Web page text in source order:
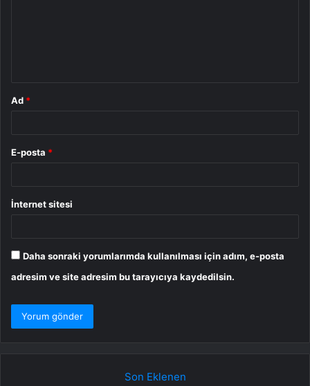
Ad *
E-posta *
İnternet sitesi
Daha sonraki yorumlarımda kullanılması için adım, e-posta
adresim ve site adresim bu tarayıcıya kaydedilsin.
Son Eklenen